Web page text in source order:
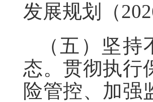
发展规划（
（五）坚
态。贯彻执行
险管控、加强